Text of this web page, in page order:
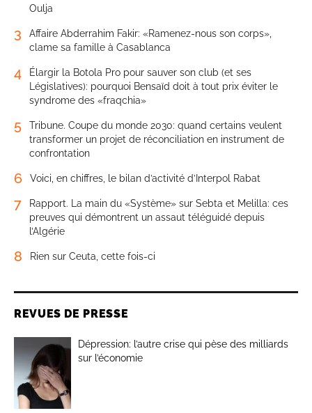
Oulja
3
Affaire Abderrahim Fakir: «Ramenez-nous son corps»,
clame sa famille à Casablanca
4
Élargir la Botola Pro pour sauver son club (et ses
Législatives): pourquoi Bensaïd doit à tout prix éviter le
syndrome des «fraqchia»
5
Tribune. Coupe du monde 2030: quand certains veulent
transformer un projet de réconciliation en instrument de
confrontation
6 Voici, en chiffres, le bilan d’activité d’Interpol Rabat
7
Rapport. La main du «Système» sur Sebta et Melilla: ces
preuves qui démontrent un assaut téléguidé depuis
l’Algérie
8 Rien sur Ceuta, cette fois-ci
REVUES DE PRESSE
Dépression: l’autre crise qui pèse des milliards
sur l’économie